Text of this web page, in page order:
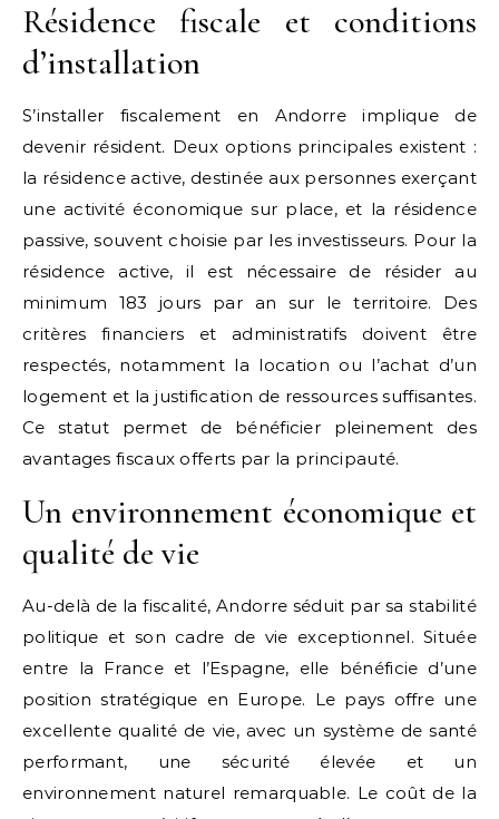
Résidence fiscale et conditions
d’installation
S’installer fiscalement en Andorre implique de
devenir résident. Deux options principales existent :
la résidence active, destinée aux personnes exerçant
une activité économique sur place, et la résidence
passive, souvent choisie par les investisseurs. Pour la
résidence active, il est nécessaire de résider au
minimum 183 jours par an sur le territoire. Des
critères financiers et administratifs doivent être
respectés, notamment la location ou l’achat d’un
logement et la justification de ressources suffisantes.
Ce statut permet de bénéficier pleinement des
avantages fiscaux offerts par la principauté.
Un environnement économique et
qualité de vie
Au-delà de la fiscalité, Andorre séduit par sa stabilité
politique et son cadre de vie exceptionnel. Située
entre la France et l’Espagne, elle bénéficie d’une
position stratégique en Europe. Le pays offre une
excellente qualité de vie, avec un système de santé
performant, une sécurité élevée et un
environnement naturel remarquable. Le coût de la